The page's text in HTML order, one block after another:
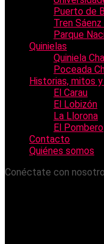
Puerto de
Tren
Parque
Quinielas
Quiniela
Poceada
Historias, mitos
El Carau
El Lobizón
La Llorona
El Pombero
Contacto
Quiénes somos
Conéctate con